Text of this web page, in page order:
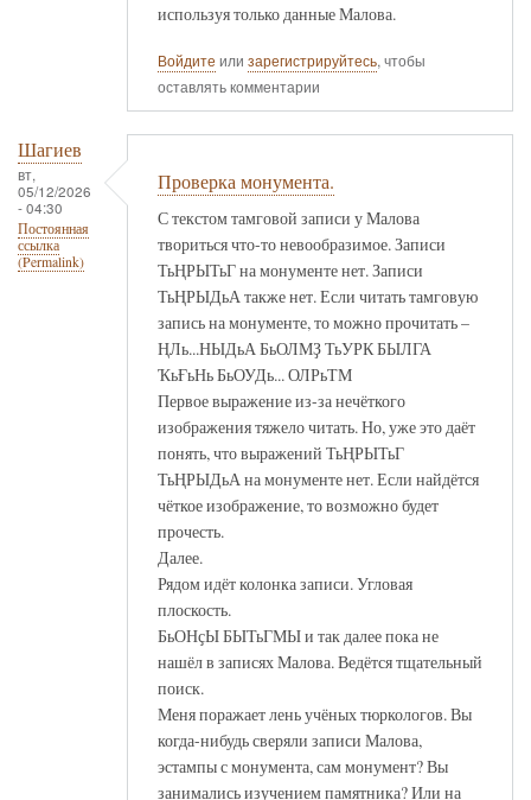
используя только данные Малова.
Войдите или зарегистрируйтесь, чтобы
оставлять комментарии
Шагиев
вт,
05/12/2026
- 04:30
Постоянная
ссылка
(Permalink)
Проверка монумента.
С текстом тамговой записи у Малова
твориться что-то невообразимое. Записи
ТьҢРЫТьГ на монументе нет. Записи
ТьҢРЫДьА также нет. Если читать тамговую
запись на монументе, то можно прочитать –
ҢЛь...НЫДьА БьОЛМҘ ТьУРК БЫЛГА
ҠьҒьНь БьОУДь... ОЛРьТМ
Первое выражение из-за нечёткого
изображения тяжело читать. Но, уже это даёт
понять, что выражений ТьҢРЫТьГ
ТьҢРЫДьА на монументе нет. Если найдётся
чёткое изображение, то возможно будет
прочесть.
Далее.
Рядом идёт колонка записи. Угловая
плоскость.
БьОНҫЫ БЫТьГМЫ и так далее пока не
нашёл в записях Малова. Ведётся тщательный
поиск.
Меня поражает лень учёных тюркологов. Вы
когда-нибудь сверяли записи Малова,
эстампы с монумента, сам монумент? Вы
занимались изучением памятника? Или на